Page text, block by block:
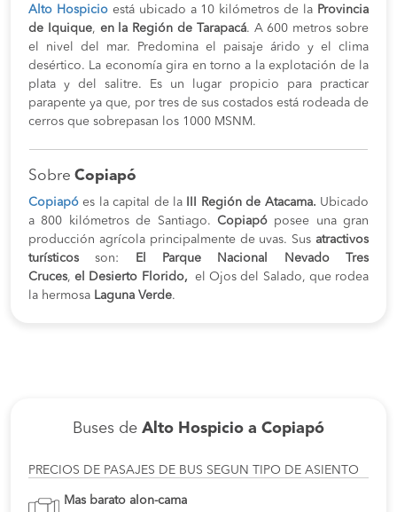
Alto Hospicioestá ubicado a 10 kilómetros de la Provincia
de Iquique, en la Región de Tarapacá. A 600 metros sobre
el nivel del mar. Predomina el paisaje árido y el clima
desértico. La economía gira en torno a la explotación de la
plata y del salitre. Es un lugar propicio para practicar
parapente ya que, por tres de sus costados está rodeada de
cerros que sobrepasan los 1000 MSNM.
Sobre Copiapó
Copiapó es la capital de la III Región de Atacama. Ubicado
a 800 kilómetros de Santiago. Copiapóposee una gran
producción agrícola principalmente de uvas. Sus atractivos
turísticos son:
El Parque Nacional Nevado Tres
Cruces,el Desierto Florido,
el Ojos del Salado, que rodea
la hermosa Laguna Verde.
Buses de Alto Hospicio a Copiapó
PRECIOS DE PASAJES DE BUS SEGUN TIPO DE ASIENTO
Mas barato alon-cama